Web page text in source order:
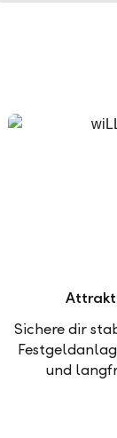
Sichere dir
und